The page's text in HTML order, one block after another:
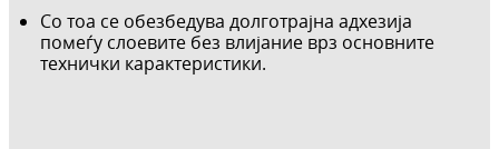
Со тоа се обезбедува долготрајна адхезија
помеѓу слоевите без влијание врз основните
технички карактеристики.